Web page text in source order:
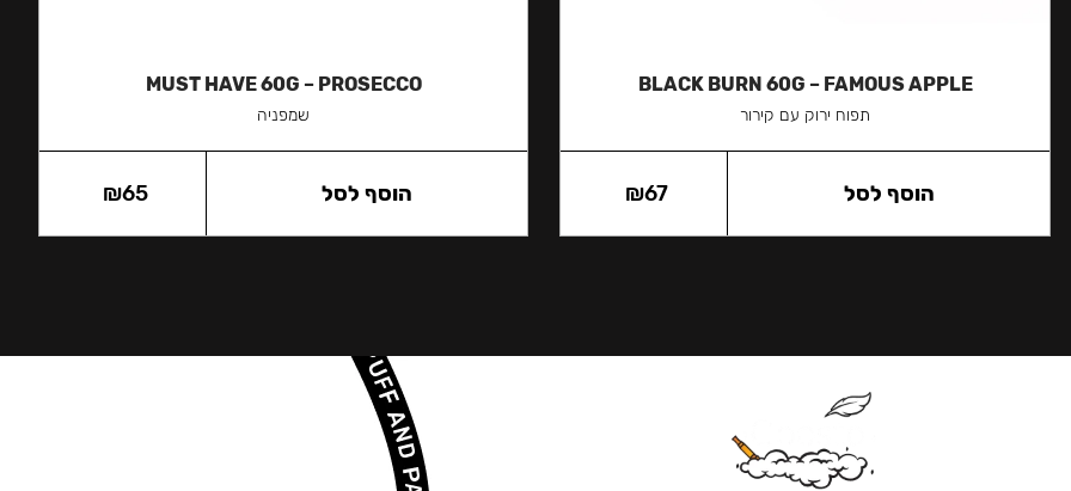
BLACK BURN 60G – FAMOUS APPLE
תפוח ירוק עם קירור
₪67 הוסף לסל
MUST HAVE 60G – PROSECCO
שמפניה
₪65 הוסף לסל